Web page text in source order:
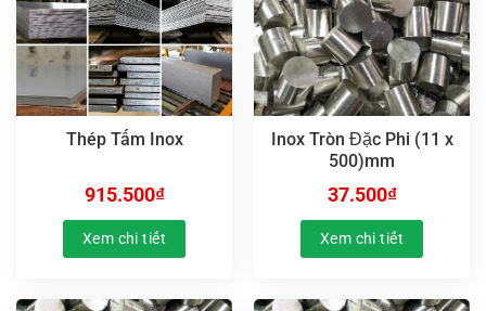
Thép Tấm Inox
915.500₫
Xem chi tiết
Inox Tròn Đặc Phi (11 x
500)mm
37.500₫
Xem chi tiết